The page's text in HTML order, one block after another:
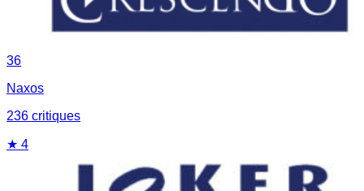
36
Naxos
236 critiques
★ 4